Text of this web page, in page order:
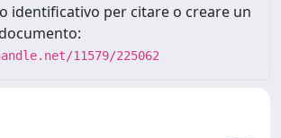
identificativo per citare o creare un
11579/225062